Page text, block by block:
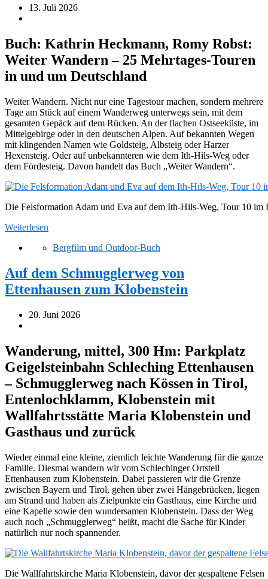
13. Juli 2026
Buch: Kathrin Heckmann, Romy Robst:
Weiter Wandern – 25 Mehrtages-Touren
in und um Deutschland
Weiter Wandern. Nicht nur eine Tagestour machen, sondern mehrere
Tage am Stück auf einem Wanderweg unterwegs sein, mit dem
gesamten Gepäck auf dem Rücken. An der flachen Ostseeküste, im
Mittelgebirge oder in den deutschen Alpen. Auf bekannten Wegen
mit klingenden Namen wie Goldsteig, Albsteig oder Harzer
Hexensteig. Oder auf unbekannteren wie dem Ith-Hils-Weg oder
dem Fördesteig. Davon handelt das Buch „Weiter Wandern“.
Die Felsformation Adam und Eva auf dem Ith-Hils-Weg, Tour 10 im
Weiterlesen
Bergfilm und Outdoor-Buch
Auf dem Schmugglerweg von
Ettenhausen zum Klobenstein
20. Juni 2026
Wanderung, mittel, 300 Hm: Parkplatz
Geigelsteinbahn Schleching Ettenhausen
– Schmugglerweg nach Kössen in Tirol,
Entenlochklamm, Klobenstein mit
Wallfahrtsstätte Maria Klobenstein und
Gasthaus und zurück
Wieder einmal eine kleine, ziemlich leichte Wanderung für die ganze
Familie. Diesmal wandern wir vom Schlechinger Ortsteil
Ettenhausen zum Klobenstein. Dabei passieren wir die Grenze
zwischen Bayern und Tirol, gehen über zwei Hängebrücken, liegen
am Strand und haben als Zielpunkte ein Gasthaus, eine Kirche und
eine Kapelle sowie den wundersamen Klobenstein. Dass der Weg
auch noch „Schmugglerweg“ heißt, macht die Sache für Kinder
natürlich nur noch spannender.
Die Wallfahrtskirche Maria Klobenstein, davor der gespaltene Felsen